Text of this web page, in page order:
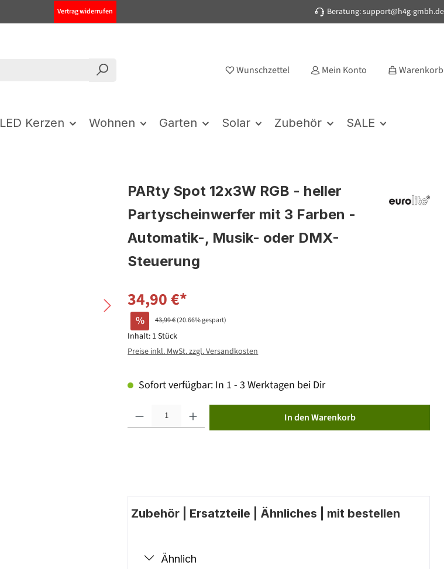
Vertrag widerrufen Beratung: support@h4g-gmbh.de
Wunschzettel Mein Konto Warenkorb
LED Kerzen Wohnen Garten Solar Zubehör SALE
PARty Spot 12x3W RGB - heller
Partyscheinwerfer mit 3 Farben -
Automatik-, Musik- oder DMX-
Steuerung
34,90 €*
% 43,99 €(20.66% gespart)
Inhalt: 1 Stück
Preise inkl. MwSt. zzgl. Versandkosten
Sofort verfügbar: In 1 - 3 Werktagen bei Dir
In den Warenkorb
Zubehör | Ersatzteile | Ähnliches | mit bestellen
Ähnlich